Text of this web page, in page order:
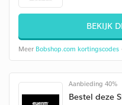
BEKIJK
Meer Bobshop.com kortingscodes
Aanbieding 40%
Bestel deze